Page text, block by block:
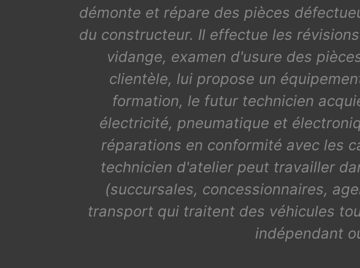
démonte et répare des pièces
du constructeur. Il effectue les
vidange, examen d'usure des
clientèle, lui propose un
formation, le futur technicien
électricité, pneumatique et
réparations en conformité avec les
technicien d'atelier peut travailler
(succursales, concessionnaires,
transport qui traitent des véhicules
indépendant